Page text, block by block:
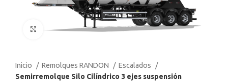
Click to enlarge
Inicio Remolques RANDON
Escalados
Semirremolque Silo Cilíndrico 3 ejes suspensión